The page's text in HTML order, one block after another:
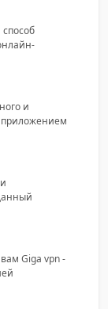
и
приложением
Giga vpn -